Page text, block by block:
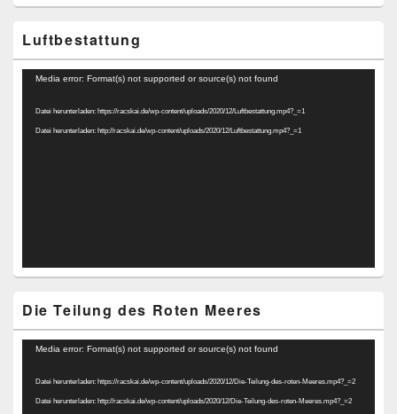
Luftbestattung
Video-
Media error: Format(s) not supported or source(s) not found
Datei herunterladen: https://racskai.de/wp-content/uploads/2020/12/Luftbestattung.mp4?_=1
Datei herunterladen: http://racskai.de/wp-content/uploads/2020/12/Luftbestattung.mp4?_=1
Die Teilung des Roten Meeres
Video-
Media error: Format(s) not supported or source(s) not found
Datei herunterladen: https://racskai.de/wp-content/uploads/2020/12/Die-Teilung-des-roten-Meeres.mp4?_=2
Datei herunterladen: http://racskai.de/wp-content/uploads/2020/12/Die-Teilung-des-roten-Meeres.mp4?_=2